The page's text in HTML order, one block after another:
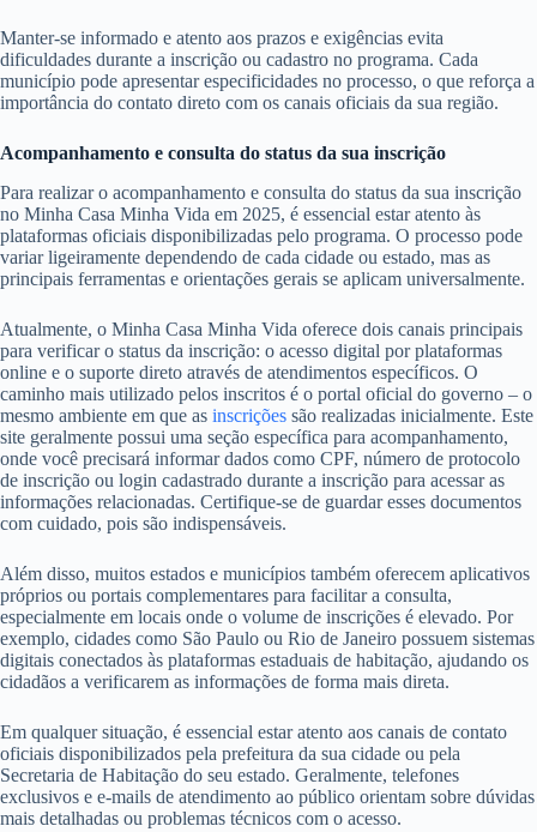
Manter-se informado e atento aos prazos e exigências evita
dificuldades durante a inscrição ou cadastro no programa. Cada
município pode apresentar especificidades no processo, o que reforça a
importância do contato direto com os canais oficiais da sua região.
Acompanhamento e consulta do status da sua inscrição
Para realizar o acompanhamento e consulta do status da sua inscrição
no Minha Casa Minha Vida em 2025, é essencial estar atento às
plataformas oficiais disponibilizadas pelo programa. O processo pode
variar ligeiramente dependendo de cada cidade ou estado, mas as
principais ferramentas e orientações gerais se aplicam universalmente.
Atualmente, o Minha Casa Minha Vida oferece dois canais principais
para verificar o status da inscrição: o acesso digital por plataformas
online e o suporte direto através de atendimentos específicos. O
caminho mais utilizado pelos inscritos é o portal oficial do governo – o
mesmo ambiente em que as inscrições são realizadas inicialmente. Este
site geralmente possui uma seção específica para acompanhamento,
onde você precisará informar dados como CPF, número de protocolo
de inscrição ou login cadastrado durante a inscrição para acessar as
informações relacionadas. Certifique-se de guardar esses documentos
com cuidado, pois são indispensáveis.
Além disso, muitos estados e municípios também oferecem aplicativos
próprios ou portais complementares para facilitar a consulta,
especialmente em locais onde o volume de inscrições é elevado. Por
exemplo, cidades como São Paulo ou Rio de Janeiro possuem sistemas
digitais conectados às plataformas estaduais de habitação, ajudando os
cidadãos a verificarem as informações de forma mais direta.
Em qualquer situação, é essencial estar atento aos canais de contato
oficiais disponibilizados pela prefeitura da sua cidade ou pela
Secretaria de Habitação do seu estado. Geralmente, telefones
exclusivos e e-mails de atendimento ao público orientam sobre dúvidas
mais detalhadas ou problemas técnicos com o acesso.